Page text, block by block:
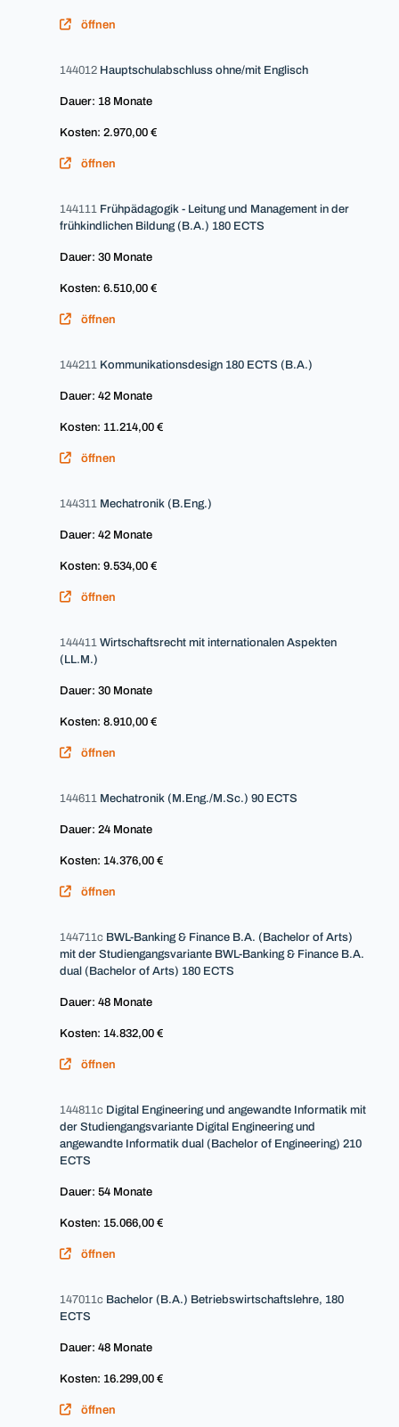
öffnen
144012 Hauptschulabschluss ohne/mit Englisch
Dauer: 18 Monate
Kosten: 2.970,00 €
öffnen
144111 Frühpädagogik - Leitung und Management in der
frühkindlichen Bildung (B.A.) 180 ECTS
Dauer: 30 Monate
Kosten: 6.510,00 €
öffnen
144211 Kommunikationsdesign 180 ECTS (B.A.)
Dauer: 42 Monate
Kosten: 11.214,00 €
öffnen
144311 Mechatronik (B.Eng.)
Dauer: 42 Monate
Kosten: 9.534,00 €
öffnen
144411 Wirtschaftsrecht mit internationalen Aspekten
(LL.M.)
Dauer: 30 Monate
Kosten: 8.910,00 €
öffnen
144611 Mechatronik (M.Eng./M.Sc.) 90 ECTS
Dauer: 24 Monate
Kosten: 14.376,00 €
öffnen
144711c BWL-Banking & Finance B.A. (Bachelor of Arts)
mit der Studiengangsvariante BWL-Banking & Finance B.A.
dual (Bachelor of Arts) 180 ECTS
Dauer: 48 Monate
Kosten: 14.832,00 €
öffnen
144811c Digital Engineering und angewandte Informatik mit
der Studiengangsvariante Digital Engineering und
angewandte Informatik dual (Bachelor of Engineering) 210
ECTS
Dauer: 54 Monate
Kosten: 15.066,00 €
öffnen
147011c Bachelor (B.A.) Betriebswirtschaftslehre, 180
ECTS
Dauer: 48 Monate
Kosten: 16.299,00 €
öffnen